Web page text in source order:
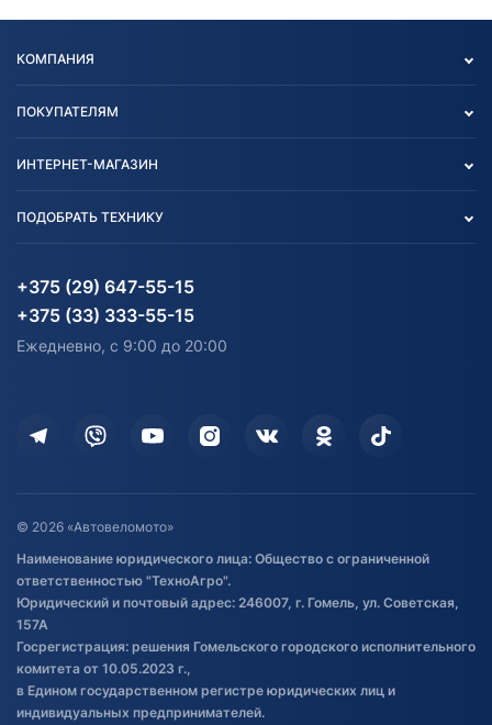
КОМПАНИЯ
Блог
Карта сайта
ПОКУПАТЕЛЯМ
Согласие на обработку
Информация до получения
согласия на обработку
Доставка
Дополнительные услуги
Оставить отзыв
Договор публичной оферты
Обработка файлов cookie
Постановка транспорта на учет
Обновления в ЭПТС 2024
ИНТЕРНЕТ-МАГАЗИН
Агротехника
Водный транспорт
Электротранспорт
Здоровье
ПОДОБРАТЬ ТЕХНИКУ
Агротехника
Электротранспорт
+375 (29) 647-55-15
+375 (33) 333-55-15
Ежедневно, с 9:00 до 20:00
© 2026 «Автовеломото»
Наименование юридического лица: Общество с ограниченной
ответственностью "ТехноАгро".
Юридический и почтовый адрес: 246007, г. Гомель, ул. Советская,
157А
Госрегистрация: решения Гомельского городского исполнительного
комитета от 10.05.2023 г.,
в Едином государственном регистре юридических лиц и
индивидуальных предпринимателей.